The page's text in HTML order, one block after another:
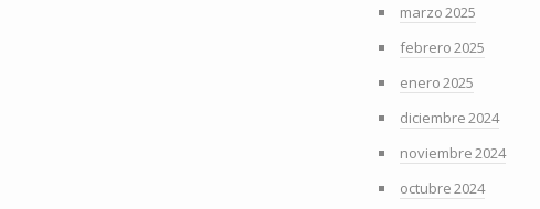
marzo 2025
febrero 2025
enero 2025
diciembre 2024
noviembre 2024
octubre 2024